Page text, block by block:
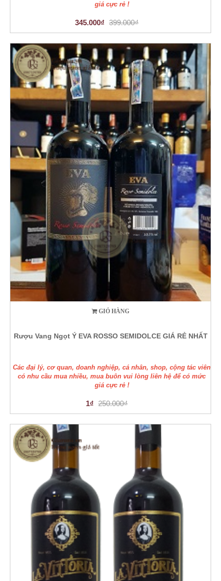
giá cực rẻ !
345.000₫ 399.000₫
GIỎ HÀNG
Rượu Vang Ngọt Ý EVA ROSSO SEMIDOLCE GIÁ RẺ NHẤT
Các đại lý, cơ quan, doanh nghiệp, cá nhân, shop, cộng tác viên
có nhu cầu mua nhiều, mua buôn vui lòng liên hệ để có mức
giá cực rẻ !
1₫ 250.000₫